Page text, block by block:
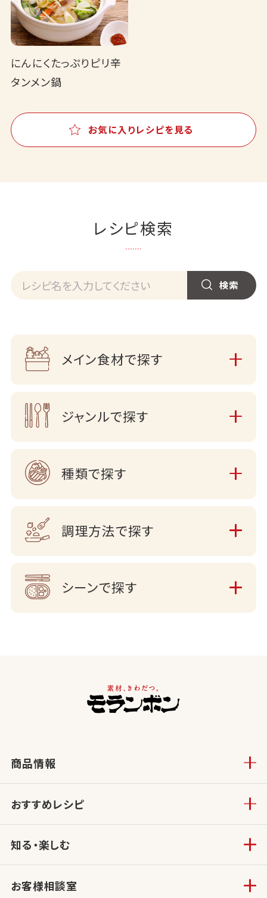
にんにくたっぷりピリ辛
タンメン鍋
お気に入りレシピを見る
レシピ検索
メイン食材で探す
ジャンルで探す
種類で探す
調理方法で探す
シーンで探す
商品情報
おすすめレシピ
知る・楽しむ
お客様相談室